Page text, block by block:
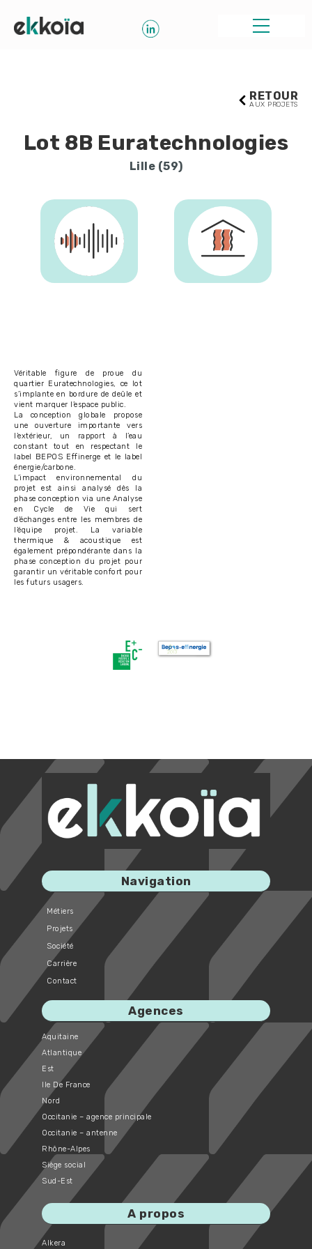
RETOUR
AUX PROJETS
Lot 8B Euratechnologies
Lille (59)
Véritable figure de proue du
quartier Euratechnologies, ce lot
s’implante en bordure de deûle et
vient marquer l’espace public.
La conception globale propose
une ouverture importante vers
l’extérieur, un rapport à l’eau
constant tout en respectant le
label BEPOS Effinerge et le label
énergie/carbone.
L’impact environnemental du
projet est ainsi analysé dès la
phase conception via une Analyse
en Cycle de Vie qui sert
d’échanges entre les membres de
l’équipe projet. La variable
thermique & acoustique est
également prépondérante dans la
phase conception du projet pour
garantir un véritable confort pour
les futurs usagers.
Image Image
Navigation
Métiers
Projets
Société
Carrière
Contact
Agences
Aquitaine
Atlantique
Est
Ile De France
Nord
Occitanie – agence principale
Occitanie – antenne
Rhône-Alpes
Siège social
Sud-Est
A propos
Alkera